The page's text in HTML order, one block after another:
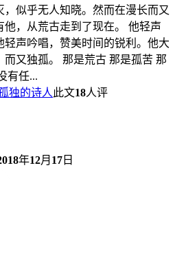
似乎无人知晓。然而在漫长而又
，从荒古走到了现在。 他轻声
轻声吟唱，赞美时间的锐利。他大
又独孤。 那是荒古 那是孤苦 那
有任...
独的诗人 此文18人评
年12月 17 日